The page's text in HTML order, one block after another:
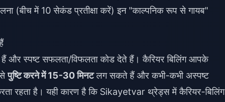
(बीच में 10 सेकंड प्रतीक्षा करें) इन "काल्पनिक रूप से गायब"
स्पष्ट सफलता/विफलता कोड देते हैं। कैरियर बिलिंग आपके
पुष्टि करने में 15-30 मिनटलग सकते हैं और कभी-कभी अस्पष्ट
रहता है। यही कारण है कि Sikayetvar थ्रेड्स में कैरियर-बिलिंग